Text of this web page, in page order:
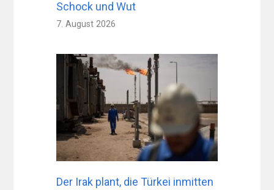
Schock und Wut
7. August 2026
Der Irak plant, die Türkei inmitten